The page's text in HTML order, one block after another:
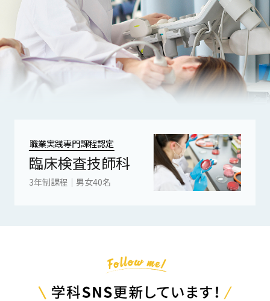
職業実践専門課程認定
臨床検査技師科
3年制課程｜男女40名